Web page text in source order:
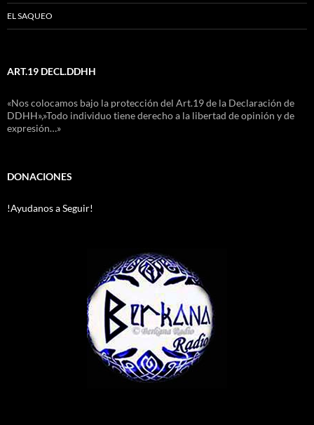
EL SAQUEO
ART.19 DECL.DDHH
«Nos colocamos bajo la protección del Art.19 de la Declaración de
DDHH»,»Todo individuo tiene derecho a la libertad de opinión y de
expresión…»
DONACIONES
!Ayudanos a Seguir!